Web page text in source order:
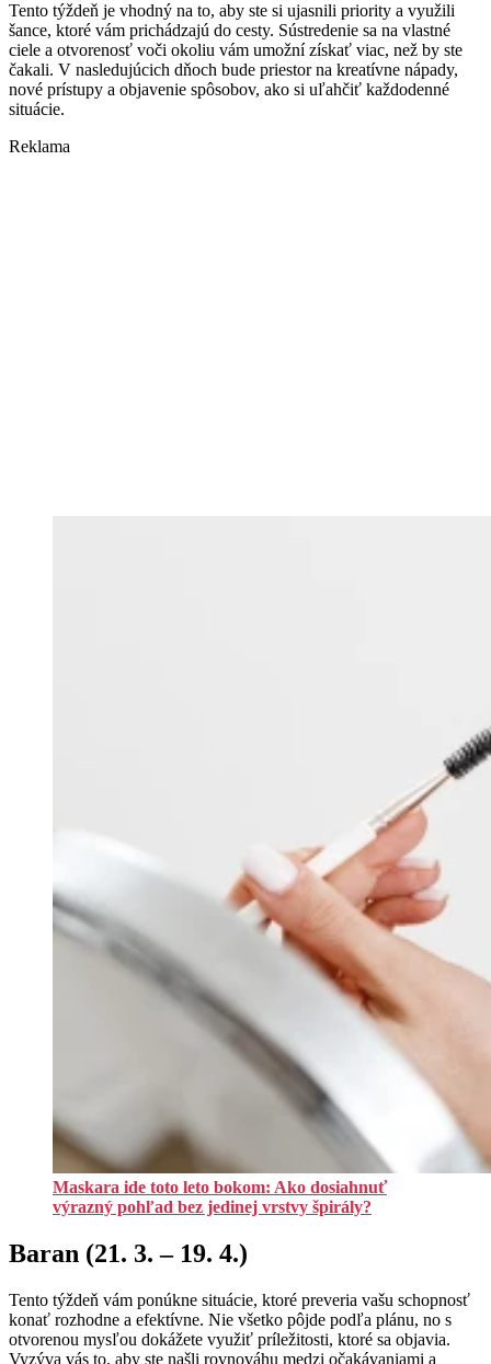
Tento týždeň je vhodný na to, aby ste si ujasnili priority a využili
šance, ktoré vám prichádzajú do cesty. Sústredenie sa na vlastné
ciele a otvorenosť voči okoliu vám umožní získať viac, než by ste
čakali. V nasledujúcich dňoch bude priestor na kreatívne nápady,
nové prístupy a objavenie spôsobov, ako si uľahčiť každodenné
situácie.
Reklama
Maskara ide toto leto bokom: Ako dosiahnuť
výrazný pohľad bez jedinej vrstvy špirály?
Baran (21. 3. – 19. 4.)
Tento týždeň vám ponúkne situácie, ktoré preveria vašu schopnosť
konať rozhodne a efektívne. Nie všetko pôjde podľa plánu, no s
otvorenou mysľou dokážete využiť príležitosti, ktoré sa objavia.
Vyzýva vás to, aby ste našli rovnováhu medzi očakávaniami a